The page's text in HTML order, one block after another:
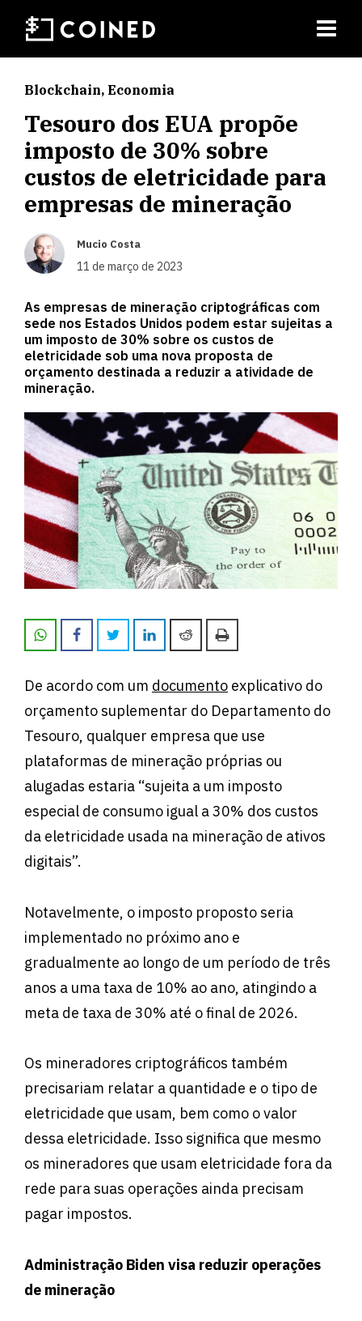
Blockchain, Economia
Tesouro dos EUA propõe
imposto de 30% sobre
custos de eletricidade para
empresas de mineração
Mucio Costa
11 de março de 2023
As empresas de mineração criptográficas com
sede nos Estados Unidos podem estar sujeitas a
um imposto de 30% sobre os custos de
eletricidade sob uma nova proposta de
orçamento destinada a reduzir a atividade de
mineração.
De acordo com um documento explicativo do
orçamento suplementar do Departamento do
Tesouro, qualquer empresa que use
plataformas de mineração próprias ou
alugadas estaria “sujeita a um imposto
especial de consumo igual a 30% dos custos
da eletricidade usada na mineração de ativos
digitais”.
Notavelmente, o imposto proposto seria
implementado no próximo ano e
gradualmente ao longo de um período de três
anos a uma taxa de 10% ao ano, atingindo a
meta de taxa de 30% até o final de 2026.
Os mineradores criptográficos também
precisariam relatar a quantidade e o tipo de
eletricidade que usam, bem como o valor
dessa eletricidade. Isso significa que mesmo
os mineradores que usam eletricidade fora da
rede para suas operações ainda precisam
pagar impostos.
Administração Biden visa reduzir operações
de mineração